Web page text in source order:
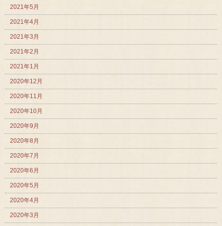
2021年5月
2021年4月
2021年3月
2021年2月
2021年1月
2020年12月
2020年11月
2020年10月
2020年9月
2020年8月
2020年7月
2020年6月
2020年5月
2020年4月
2020年3月